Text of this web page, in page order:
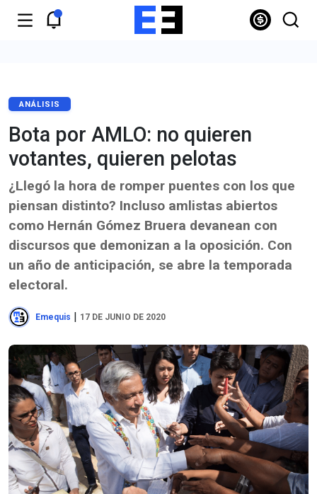
ANÁLISIS
Bota por AMLO: no quieren
votantes, quieren pelotas
¿Llegó la hora de romper puentes con los que
piensan distinto? Incluso amlistas abiertos
como Hernán Gómez Bruera devanean con
discursos que demonizan a la oposición. Con
un año de anticipación, se abre la temporada
electoral.
Emequis | 17 DE JUNIO DE 2020